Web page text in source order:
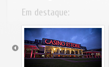
Em destaque: